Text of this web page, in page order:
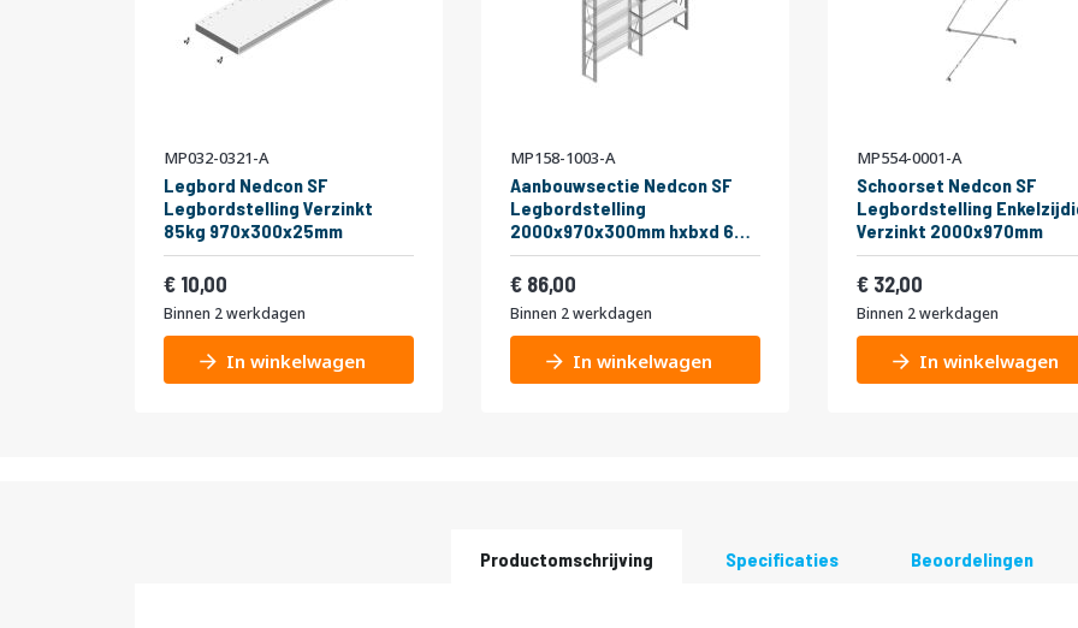
MP032-0321-A
Legbord Nedcon SF
Legbordstelling Verzinkt
85kg 970x300x25mm
Vanaf
10,00
Binnen 2 werkdagen
In winkelwagen
MP158-1003-A
Aanbouwsectie Nedcon SF
Legbordstelling
2000x970x300mm hxbxd 6
niveaus Metaal Verzinkt 85kg
Enkel
Vanaf
86,00
Binnen 2 werkdagen
In winkelwagen
MP554-0001-A
Schoorset Nedcon SF
Legbordstelling
Verzinkt 2000x970mm
Vanaf
32,00
Binnen 2 werkdagen
In winkelwagen
Productomschrijving Specificaties Beoordelingen